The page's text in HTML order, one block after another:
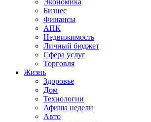
Экономика
Бизнес
Финансы
АПК
Недвижимость
Личный бюджет
Сфера услуг
Торговля
Жизнь
Здоровье
Дом
Технологии
Афиша недели
Авто